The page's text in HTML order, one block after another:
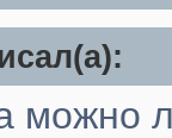
можно